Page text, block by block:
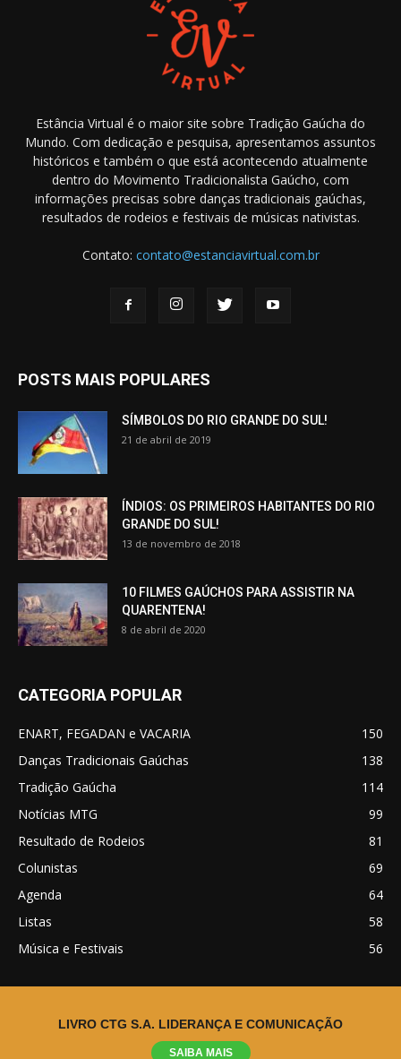
LIVRO CTG S.A. LIDERANÇA E COMUNICAÇÃO
SAIBA MAIS
Estância Virtual é o maior site sobre Tradição Gaúcha do
Mundo. Com dedicação e pesquisa, apresentamos assuntos
históricos e também o que está acontecendo atualmente
dentro do Movimento Tradicionalista Gaúcho, com
informações precisas sobre danças tradicionais gaúchas,
resultados de rodeios e festivais de músicas nativistas.
Contato: contato@estanciavirtual.com.br
POSTS MAIS POPULARES
SÍMBOLOS DO RIO GRANDE DO SUL!
21 de abril de 2019
ÍNDIOS: OS PRIMEIROS HABITANTES DO RIO
GRANDE DO SUL!
13 de novembro de 2018
10 FILMES GAÚCHOS PARA ASSISTIR NA
QUARENTENA!
8 de abril de 2020
CATEGORIA POPULAR
ENART, FEGADAN e VACARIA
150
Danças Tradicionais Gaúchas
138
Tradição Gaúcha
114
Notícias MTG
99
Resultado de Rodeios
81
Colunistas
69
Agenda
64
Listas
58
Música e Festivais
56
© Desde 2016, Rio Grande do Sul.